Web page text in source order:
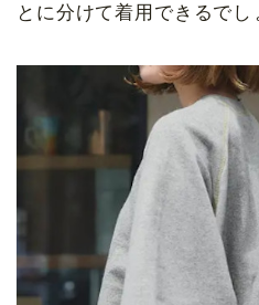
とに分けて着用できるでし